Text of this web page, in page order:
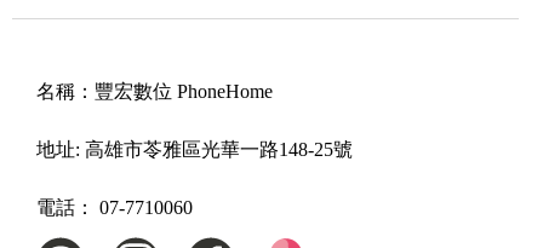
名稱： 豐宏數位 PhoneHome
地址: 高雄市苓雅區光華一路148-25號
電話： 07-7710060